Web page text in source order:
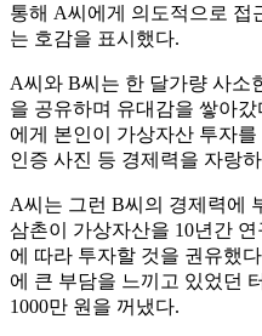
통해 A씨에게 의도적으로 접
는 호감을 표시했다.
A씨와 B씨는 한 달가량 사소
을 공유하며 유대감을 쌓아
에게 본인이 가상자산 투자
인증 사진 등 경제력을 자랑
A씨는 그런 B씨의 경제력에
삼촌이 가상자산을 10년간
에 따라 투자할 것을 권유했
에 큰 부담을 느끼고 있었던
1000만 원을 꺼냈다.